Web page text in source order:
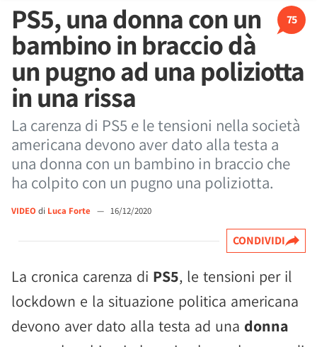
75
PS5, una donna con un
bambino in braccio dà
un pugno ad una poliziotta
in una rissa
La carenza di PS5 e le tensioni nella società
americana devono aver dato alla testa a
una donna con un bambino in braccio che
ha colpito con un pugno una poliziotta.
VIDEO di Luca Forte — 16/12/2020
CONDIVIDI
La cronica carenza di PS5, le tensioni per il
lockdown e la situazione politica americana
devono aver dato alla testa ad una donna